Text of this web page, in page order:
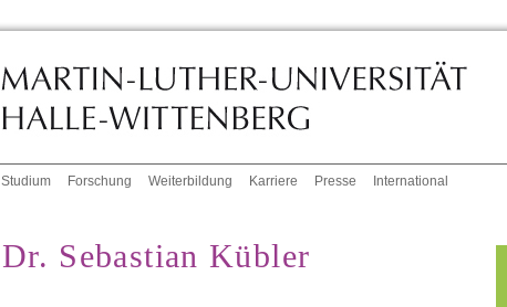
Studium Forschung Weiterbildung Karriere Presse International
Dr. Sebastian Kübler